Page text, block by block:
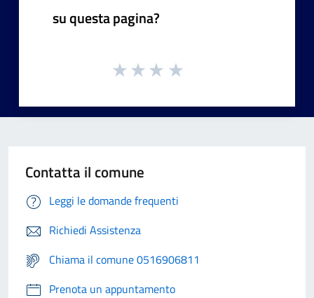
su questa pagina?
Contatta il comune
Leggi le domande frequenti
Richiedi Assistenza
Chiama il comune 0516906811
Prenota un appuntamento